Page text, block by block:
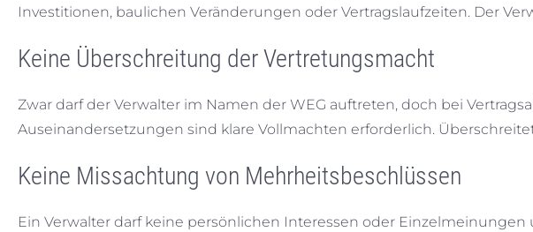
Investitionen, baulichen Veränderungen oder Vertragslaufzeiten. Der
Keine Überschreitung der Vertretungsmacht
Zwar darf der Verwalter im Namen der WEG auftreten, doch bei
Auseinandersetzungen sind klare Vollmachten erforderlich.
Keine Missachtung von Mehrheitsbeschlüssen
Ein Verwalter darf keine persönlichen Interessen oder Einzelmeinungen